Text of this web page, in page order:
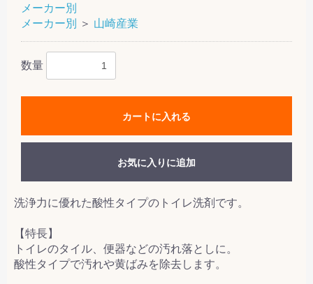
メーカー別
メーカー別
＞ 山崎産業
数量
カートに入れる
お気に入りに追加
洗浄力に優れた酸性タイプのトイレ洗剤です。
【特長】
トイレのタイル、便器などの汚れ落としに。
酸性タイプで汚れや黄ばみを除去します。